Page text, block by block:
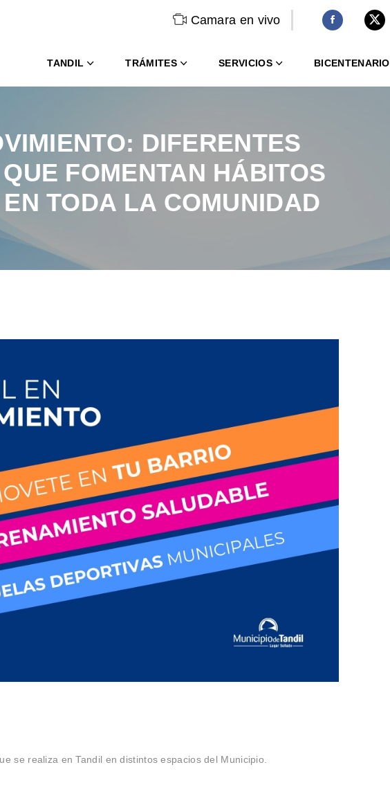
Camara en vivo
TANDIL TRÁMITES SERVICIOS BICENTENARIO
DIFERENTES
FOMENTAN HÁBITOS
TODA LA COMUNIDAD
se realiza en Tandil en distintos espacios del Municipio.